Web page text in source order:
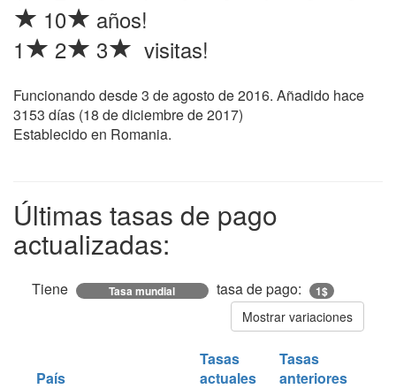
10
años!
1
2 3 visitas!
Funcionando desde3 de agosto de 2016. Añadido hace
3153 días (18 de diciembre de 2017)
Establecido en Romania.
Últimas tasas de pago
actualizadas:
Tiene Tasa mundial tasa de pago: 1$
Mostrar variaciones
País
Tasas
actuales
Tasas
anteriores